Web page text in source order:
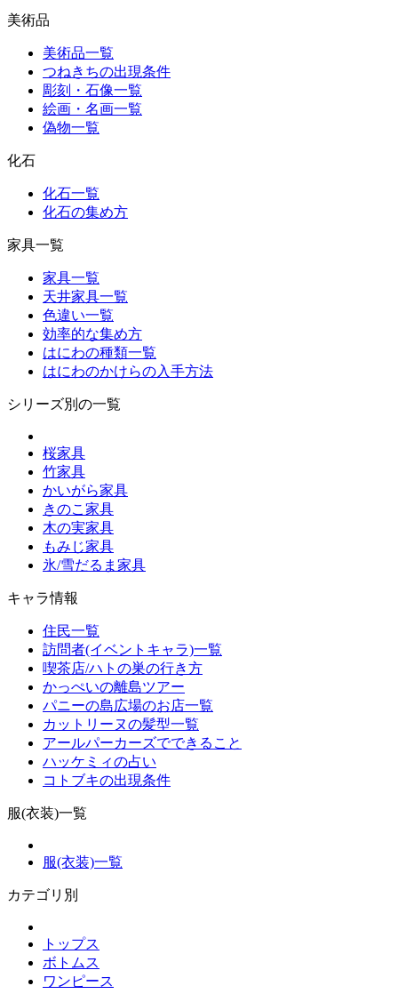
美術品
美術品一覧
つねきちの出現条件
彫刻・石像一覧
絵画・名画一覧
偽物一覧
化石
化石一覧
化石の集め方
家具一覧
家具一覧
天井家具一覧
色違い一覧
効率的な集め方
はにわの種類一覧
はにわのかけらの入手方法
シリーズ別の一覧
桜家具
竹家具
かいがら家具
きのこ家具
木の実家具
もみじ家具
氷/雪だるま家具
キャラ情報
住民一覧
訪問者(イベントキャラ)一覧
喫茶店/ハトの巣の行き方
かっぺいの離島ツアー
パニーの島広場のお店一覧
カットリーヌの髪型一覧
アールパーカーズでできること
ハッケミィの占い
コトブキの出現条件
服(衣装)一覧
服(衣装)一覧
カテゴリ別
トップス
ボトムス
ワンピース